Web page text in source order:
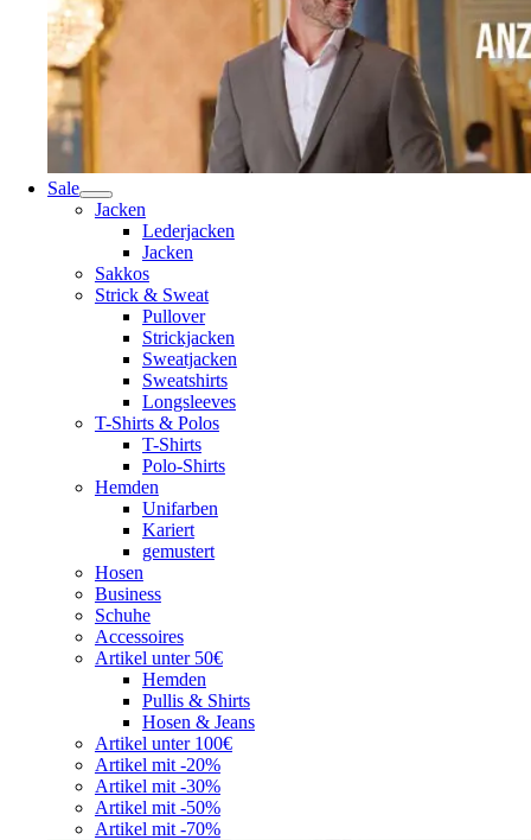
Sale
Jacken
Lederjacken
Jacken
Sakkos
Strick & Sweat
Pullover
Strickjacken
Sweatjacken
Sweatshirts
Longsleeves
T-Shirts & Polos
T-Shirts
Polo-Shirts
Hemden
Unifarben
Kariert
gemustert
Hosen
Business
Schuhe
Accessoires
Artikel unter 50€
Hemden
Pullis & Shirts
Hosen & Jeans
Artikel unter 100€
Artikel mit -20%
Artikel mit -30%
Artikel mit -50%
Artikel mit -70%